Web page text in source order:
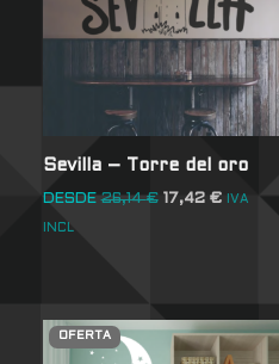
Sevilla – Torre del oro
DESDE 26,14€ 17,42 € IVA
INCL
OFERTA